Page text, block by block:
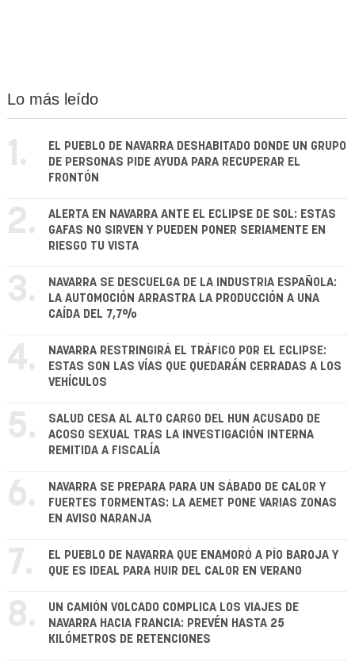
Lo más leído
1.
EL PUEBLO DE NAVARRA DESHABITADO DONDE UN GRUPO
DE PERSONAS PIDE AYUDA PARA RECUPERAR EL
FRONTÓN
2.
ALERTA EN NAVARRA ANTE EL ECLIPSE DE SOL: ESTAS
GAFAS NO SIRVEN Y PUEDEN PONER SERIAMENTE EN
RIESGO TU VISTA
3.
NAVARRA SE DESCUELGA DE LA INDUSTRIA ESPAÑOLA:
LA AUTOMOCIÓN ARRASTRA LA PRODUCCIÓN A UNA
CAÍDA DEL 7,7%
4.
NAVARRA RESTRINGIRÁ EL TRÁFICO POR EL ECLIPSE:
ESTAS SON LAS VÍAS QUE QUEDARÁN CERRADAS A LOS
VEHÍCULOS
5.
SALUD CESA AL ALTO CARGO DEL HUN ACUSADO DE
ACOSO SEXUAL TRAS LA INVESTIGACIÓN INTERNA
REMITIDA A FISCALÍA
6.
NAVARRA SE PREPARA PARA UN SÁBADO DE CALOR Y
FUERTES TORMENTAS: LA AEMET PONE VARIAS ZONAS
EN AVISO NARANJA
7.
EL PUEBLO DE NAVARRA QUE ENAMORÓ A PÍO BAROJA Y
QUE ES IDEAL PARA HUIR DEL CALOR EN VERANO
8.
UN CAMIÓN VOLCADO COMPLICA LOS VIAJES DE
NAVARRA HACIA FRANCIA: PREVÉN HASTA 25
KILÓMETROS DE RETENCIONES